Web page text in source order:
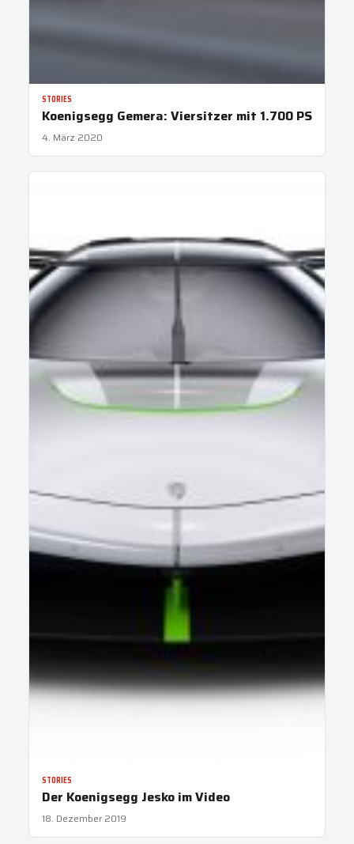
STORIES
Koenigsegg Gemera: Viersitzer mit 1.700 PS
4. März 2020
STORIES
Der Koenigsegg Jesko im Video
18. Dezember 2019